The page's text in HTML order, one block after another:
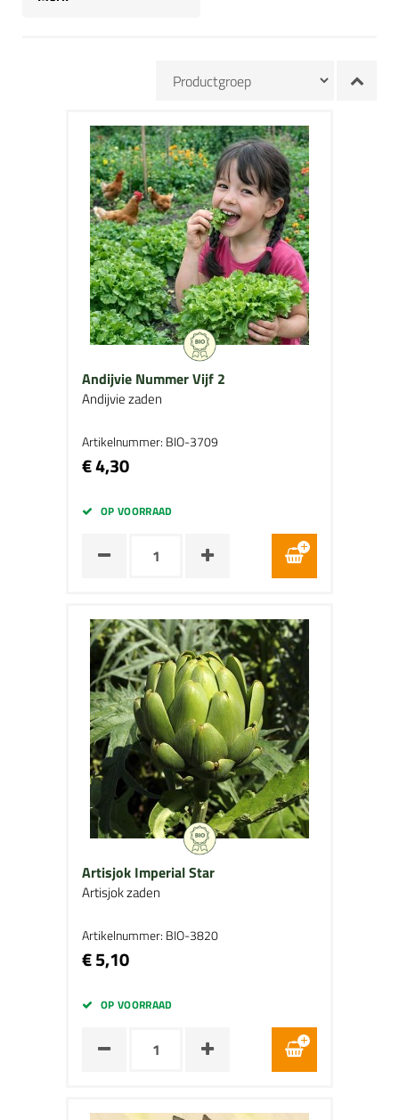
Andijvie Nummer Vijf 2
Andijvie zaden
Artikelnummer: BIO-3709
€ 4,30
OP VOORRAAD
Artisjok Imperial Star
Artisjok zaden
Artikelnummer: BIO-3820
€ 5,10
OP VOORRAAD